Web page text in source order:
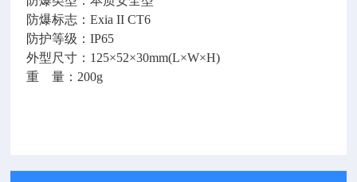
防爆标志：Exia II CT6
防护等级：IP65
外型尺寸：125×52×30mm(L×W×H)
重 量：200g